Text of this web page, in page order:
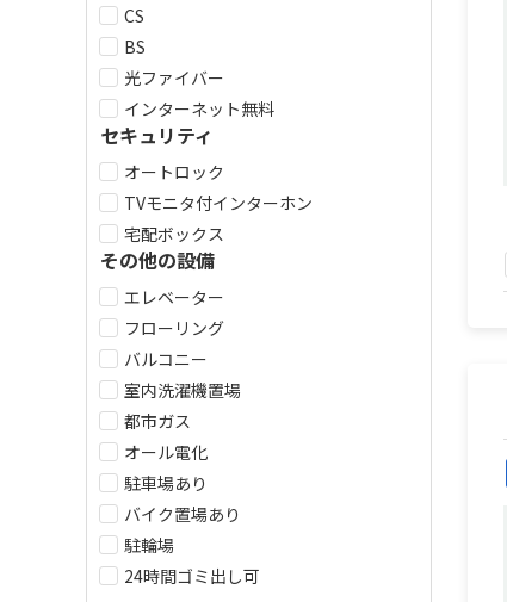
CS
BS
光ファイバー
インターネット無料
セキュリティ
オートロック
TVモニタ付インターホン
宅配ボックス
その他の設備
エレベーター
フローリング
バルコニー
室内洗濯機置場
都市ガス
オール電化
駐車場あり
バイク置場あり
駐輪場
24時間ゴミ出し可